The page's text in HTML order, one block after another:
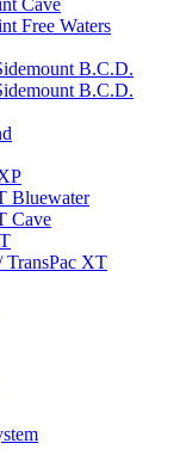
Cave
Free Waters
B.C.D.
B.C.D.
Bluewater
Cave
TransPac XT